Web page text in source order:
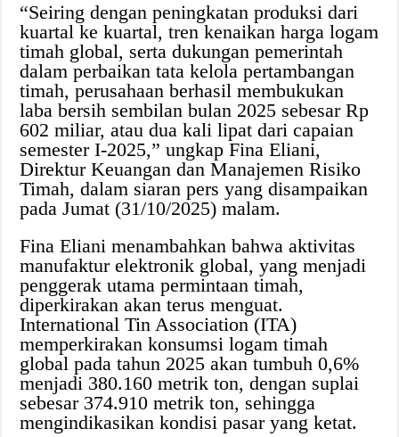
“Seiring dengan peningkatan produksi dari
kuartal ke kuartal, tren kenaikan harga logam
timah global, serta dukungan pemerintah
dalam perbaikan tata kelola pertambangan
timah, perusahaan berhasil membukukan
laba bersih sembilan bulan 2025 sebesar Rp
602 miliar, atau dua kali lipat dari capaian
semester I-2025,” ungkap Fina Eliani,
Direktur Keuangan dan Manajemen Risiko
Timah, dalam siaran pers yang disampaikan
pada Jumat (31/10/2025) malam.
Fina Eliani menambahkan bahwa aktivitas
manufaktur elektronik global, yang menjadi
penggerak utama permintaan timah,
diperkirakan akan terus menguat.
International Tin Association (ITA)
memperkirakan konsumsi logam timah
global pada tahun 2025 akan tumbuh 0,6%
menjadi 380.160 metrik ton, dengan suplai
sebesar 374.910 metrik ton, sehingga
mengindikasikan kondisi pasar yang ketat.